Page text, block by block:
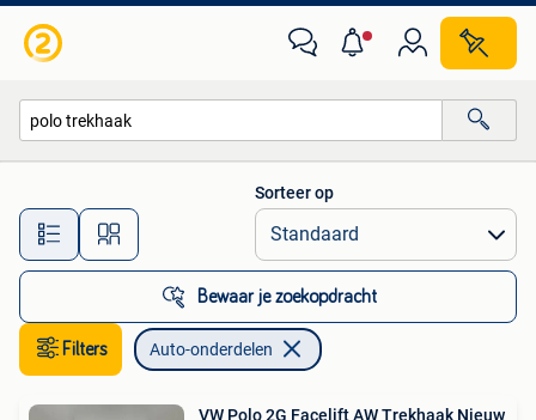
Alle afstanden…
Sorteer op
Bewaar je zoekopdracht
Filters Auto-onderdelen
VW Polo 2G Facelift AW Trekhaak Nieuw